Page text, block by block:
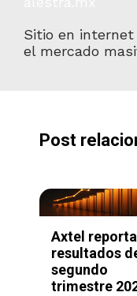
Sitio en
el mercado
Post
Axtel reporta
resultados
segundo
trimestre